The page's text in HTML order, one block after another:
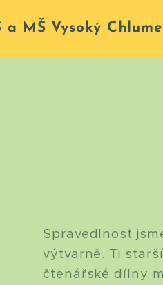
a MŠ Vysoký
Spravedlnost
výtvarně. Ti
čtenářské dílny